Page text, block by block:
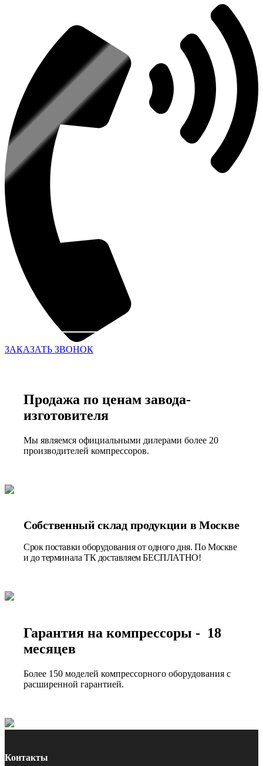
ЗАКАЗАТЬ ЗВОНОК
Продажа по ценам завода-
изготовителя
Мы являемся официальными дилерами более 20
производителей компрессоров.
Собственный склад продукции в Москве
Срок поставки оборудования от одного дня. По Москве
и до терминала ТК доставляем БЕСПЛАТНО!
Гарантия на компрессоры - 18
месяцев
Более 150 моделей компрессорного оборудования с
расширенной гарантией.
Контакты